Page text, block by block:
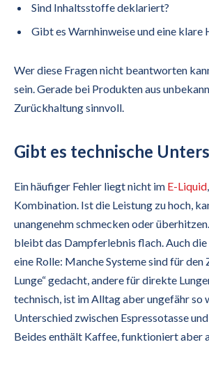
Sind Inhaltsstoffe deklariert?
Gibt es Warnhinweise und eine klare
Wer diese Fragen nicht beantworten
sein. Gerade bei Produkten aus
Zurückhaltung sinnvoll.
Gibt es technische
Ein häufiger Fehler liegt nicht im E-Liquid
Kombination. Ist die Leistung zu hoch,
unangenehm schmecken oder
bleibt das Dampferlebnis flach. Auch
eine Rolle: Manche Systeme sind für den
Lunge“ gedacht, andere für direkte
technisch, ist im Alltag aber ungefähr so
Unterschied zwischen Espressotasse
Beides enthält Kaffee, funktioniert aber